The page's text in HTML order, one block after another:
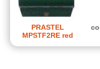
PRASTEL
MPSTF2RE red